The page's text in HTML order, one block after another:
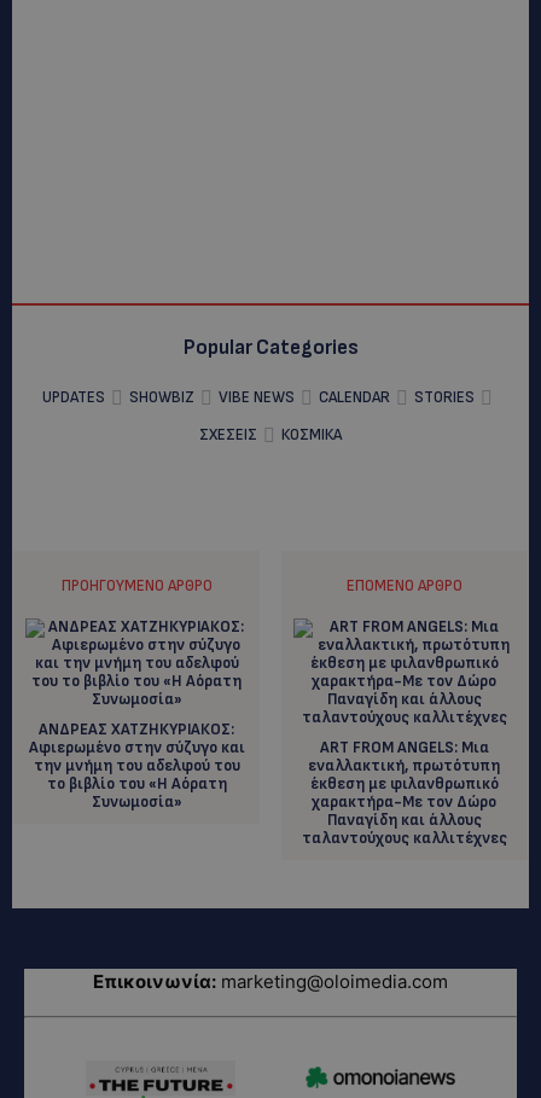
Popular Categories
UPDATES SHOWBIZ VIBE NEWS CALENDAR
STORIES
ΣΧΕΣΕΙΣ
ΚΟΣΜΙΚΑ
ΠΡΟΗΓΟΎΜΕΝΟ ΆΡΘΡΟ
ΑΝΔΡΕΑΣ ΧΑΤΖΗΚΥΡΙΑΚΟΣ:
Αφιερωμένο στην σύζυγο και
την μνήμη του αδελφού του
το βιβλίο του «Η Αόρατη
Συνωμοσία»
ΕΠΌΜΕΝΟ ΆΡΘΡΟ
ΑRT FROM ANGELS: Μια
εναλλακτική, πρωτότυπη
έκθεση με φιλανθρωπικό
χαρακτήρα-Με τον Δώρο
Παναγίδη και άλλους
ταλαντούχους καλλιτέχνες
Επικοινωνία: marketing@oloimedia.com